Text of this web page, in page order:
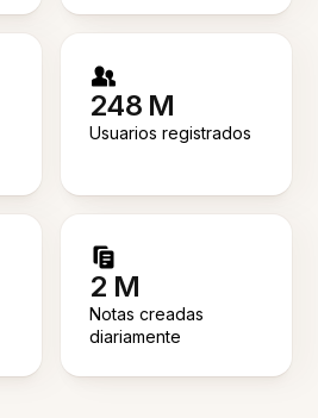
248 M
Usuarios registrados
2 M
Notas creadas
diariamente